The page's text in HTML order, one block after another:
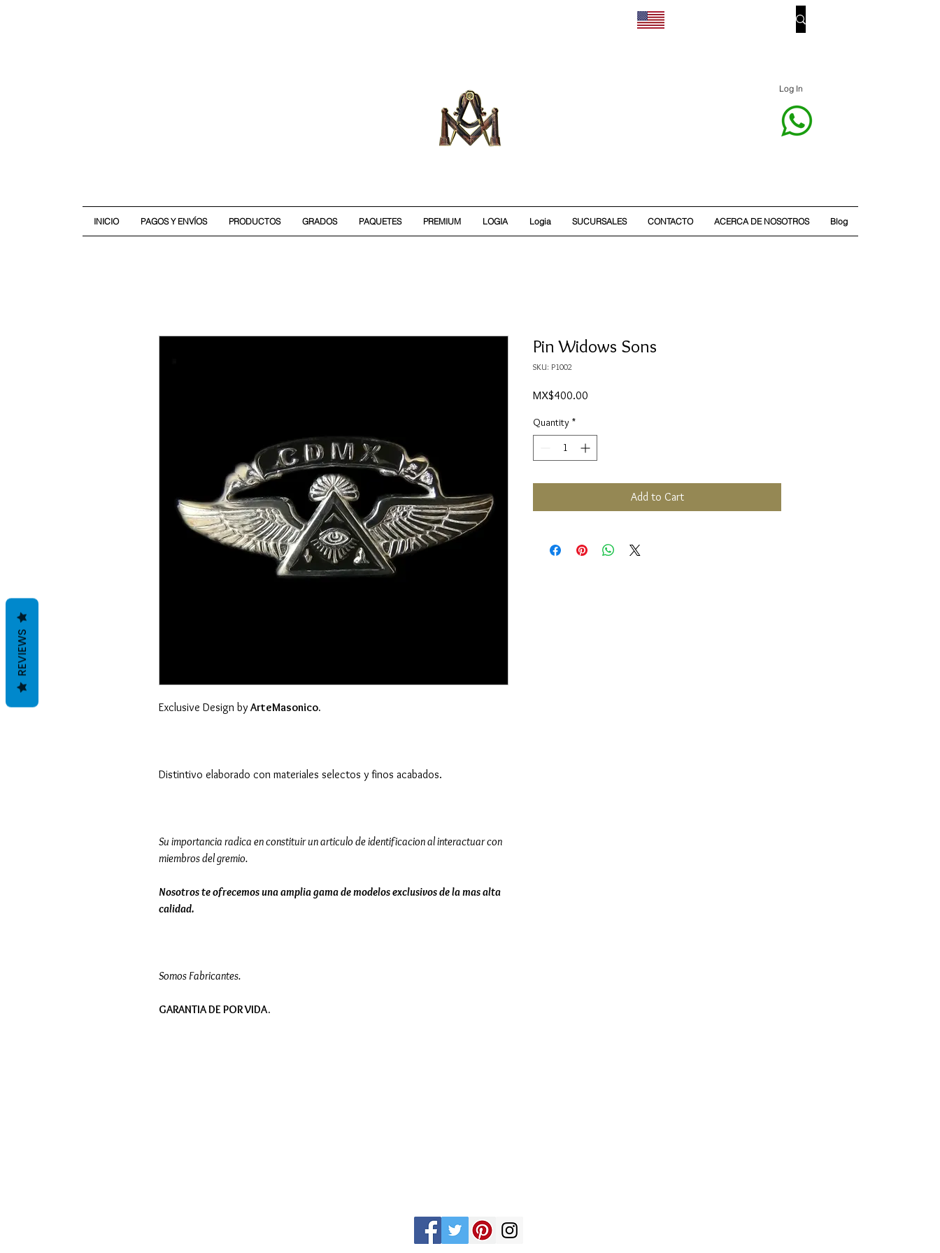
Log In
INICIO PAGOS Y ENVÍOS PRODUCTOS GRADOS PAQUETES PREMIUM LOGIA Logia SUCURSALES CONTACTO ACERCA DE NOSOTROS Blog
Exclusive Design by ArteMasonico.
Distintivo elaborado con materiales selectos y finos acabados.
Su importancia radica en constituir un articulo de identificacion al interactuar con
miembros del gremio.
Nosotros te ofrecemos una amplia gama de modelos exclusivos de la mas alta
calidad.
Somos Fabricantes.
GARANTIA DE POR VIDA.
Pin Widows Sons
SKU: P1002
MX$400.00
Quantity *
Add to Cart
REVIEWS